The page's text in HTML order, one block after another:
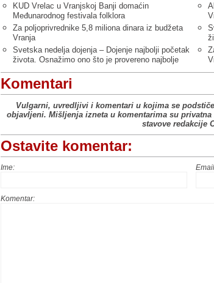
KUD Vrelac u Vranjskoj Banji domaćin
Međunarodnog festivala folklora
Za poljoprivrednike 5,8 miliona dinara iz budžeta
Vranja
Svetska nedelja dojenja – Dojenje najbolji početak
života. Osnažimo ono što je provereno najbolje
Komentari
Vulgarni, uvredljivi i komentari u kojima se
objavljeni. Mišljenja izneta u komentarima su
stavove redakcije
Ostavite komentar:
Ime:
Komentar: